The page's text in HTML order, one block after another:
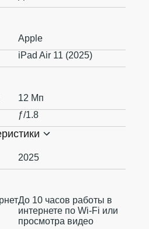
Apple
iPad Air 11 (2025)
12 Мп
ƒ/1.8
2025
До 10 часов работы в
интернете по Wi‑Fi или
просмотра видео